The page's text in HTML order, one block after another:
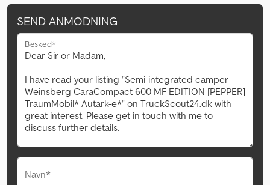
SEND ANMODNING
Besked*
Navn*